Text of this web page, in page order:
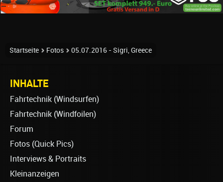
Startseite Fotos 05.07.2016 - Sigri, Greece
INHALTE
Fahrtechnik (Windsurfen)
Fahrtechnik (Windfoilen)
Forum
Fotos (Quick Pics)
Interviews & Portraits
Kleinanzeigen